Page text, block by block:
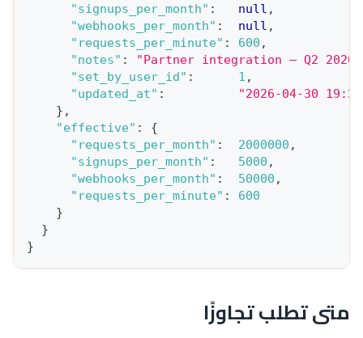
"signups_per_month" : null ,
"webhooks_per_month" : null ,
"requests_per_minute" : 600 ,
"notes" : "Partner integration — Q2 2026"
"set_by_user_id" : 1 ,
"updated_at" :
"2026-04-30
} ,
"effective" :
{
"requests_per_month" : 2000000 ,
"signups_per_month" : 5000 ,
"webhooks_per_month" : 50000 ,
"requests_per_minute" :
600
}
}
}
متى تطلب تجاوزًا